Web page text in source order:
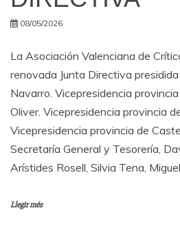
08/05/2026
La Asociación Valenciana de
renovada Junta Directiva presidida
Navarro. Vicepresidencia
Oliver. Vicepresidencia provincia
Vicepresidencia provincia de
Secretaría General y Tesorería,
Arístides Rosell, Silvia Tena,
Llegir més